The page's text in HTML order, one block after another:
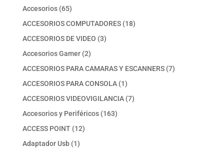
productos
Accesorios 6565
productos
ACCESORIOS COMPUTADORES 1818
ACCESORIOS DE VIDEO 33
Accesorios Gamer 22
productos
ACCESORIOS PARA CAMARAS Y ESCANNERS 77
ACCESORIOS PARA CONSOLA 11
producto
ACCESORIOS VIDEOVIGILANCIA 77
Accesorios y Periféricos 163163
ACCESS POINT 1212
Adaptador Usb 11